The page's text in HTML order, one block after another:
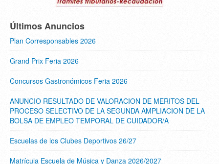
Últimos Anuncios
Plan Corresponsables 2026
Grand Prix Feria 2026
Concursos Gastronómicos Feria 2026
ANUNCIO RESULTADO DE VALORACION DE MERITOS DEL
PROCESO SELECTIVO DE LA SEGUNDA AMPLIACION DE LA
BOLSA DE EMPLEO TEMPORAL DE CUIDADOR/A
Escuelas de los Clubes Deportivos 26/27
Matrícula Escuela de Música y Danza 2026/2027